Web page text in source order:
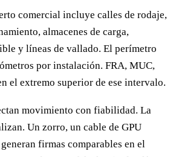
comercial incluye calles de rodaje,
almacenes de carga,
y líneas de vallado. El perímetro
por instalación. FRA, MUC,
el extremo superior de ese intervalo.
movimiento con fiabilidad. La
Un zorro, un cable de GPU
firmas comparables en el